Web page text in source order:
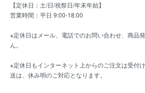
【定休日：土/日/祝祭日/年末年始】
営業時間：平日 9:00-18:00
※定休日はメール、電話でのお問い合わせ、商品
ん。
※定休日もインターネット上からのご注文は受付
送は、休み明のご対応となります。